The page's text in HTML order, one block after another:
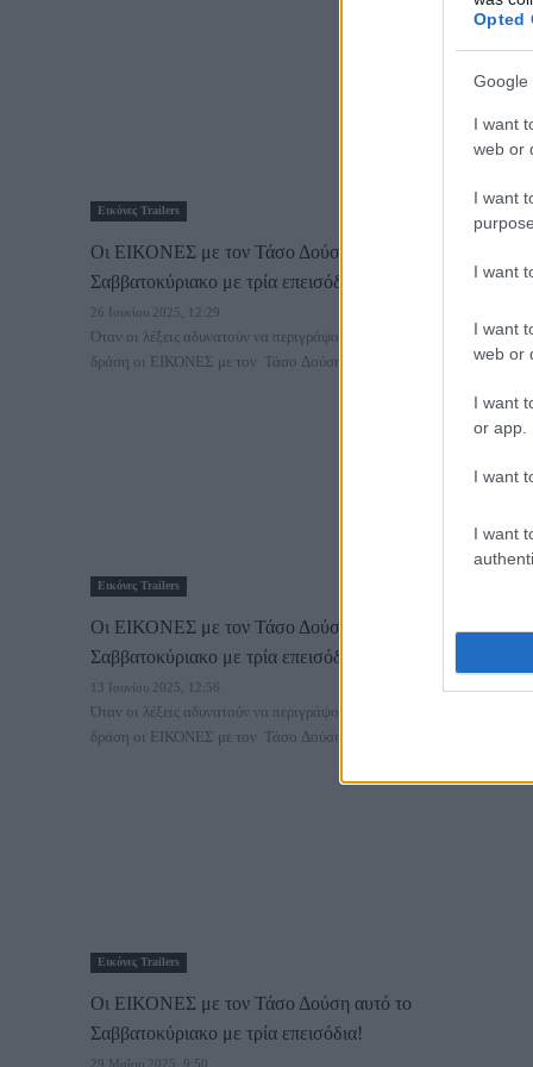
Opted
Google
I want
web or
I want
I want
I want
web or
I want
or app.
I want
I want
Εικόνες Trailers
Oι ΕΙΚΟΝΕΣ με τον Τάσο Δούση αυτό το
Σαββατοκύριακο με τρία επεισόδια!
26 Ιουνίου 2025, 12:29
Όταν οι λέξεις αδυνατούν να περιγράψουν τις εικόνες αναλαμβάνουν
δράση οι ΕΙΚΟΝΕΣ με τον Τάσο Δούση! Και...
Εικόνες Trailers
Oι ΕΙΚΟΝΕΣ με τον Τάσο Δούση αυτό το
Σαββατοκύριακο με τρία επεισόδια!
13 Ιουνίου 2025, 12:56
Όταν οι λέξεις αδυνατούν να περιγράψουν τις εικόνες αναλαμβάνουν
δράση οι ΕΙΚΟΝΕΣ με τον Τάσο Δούση! Και...
Εικόνες Trailers
Oι ΕΙΚΟΝΕΣ με τον Τάσο Δούση αυτό το
Σαββατοκύριακο με τρία επεισόδια!
29 Μαΐου 2025, 9:50